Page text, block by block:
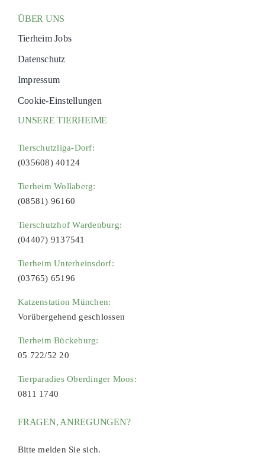
ÜBER UNS
Tierheim Jobs
Datenschutz
Impressum
Cookie-Einstellungen
UNSERE TIERHEIME
Tierschutzliga-Dorf:
(035608) 40124
Tierheim Wollaberg:
(08581) 96160
Tierschutzhof Wardenburg:
(04407) 9137541
Tierheim Unterheinsdorf:
(03765) 65196
Katzenstation München:
Vorübergehend geschlossen
Tierheim Bückeburg:
05 722/52 20
Tierparadies Oberdinger Moos:
0811 1740
FRAGEN, ANREGUNGEN?
Bitte melden Sie sich.